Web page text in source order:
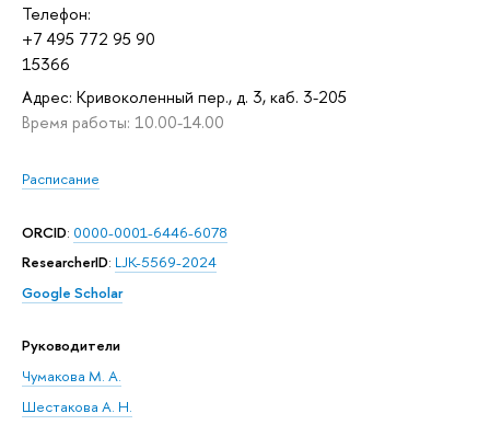
Телефон:
+7 495 772 95 90
15366
Адрес: Кривоколенный пер., д. 3, каб. 3-205
Время работы: 10.00-14.00
Расписание
ORCID: 0000-0001-6446-6078
ResearcherID: LJK-5569-2024
Google Scholar
Руководители
Чумакова М. А.
Шестакова А. Н.